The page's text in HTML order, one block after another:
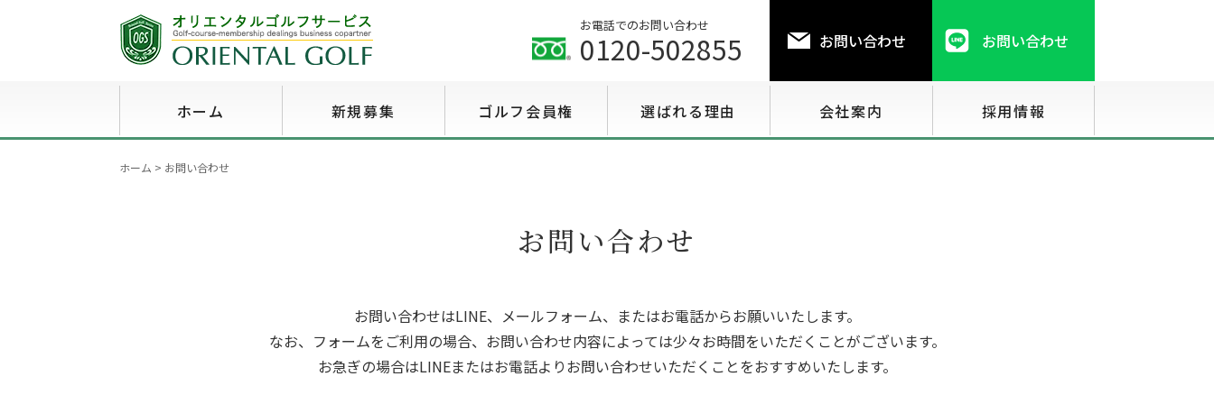
お電話でのお問い合わせ
0120-502855 お問い合わせ お問い合わせ
ホーム 新規募集 ゴルフ会員権
至急買い会員権情報
選ばれる理由 会社案内 採用情報
ホーム > お問い合わせ
お問い合わせ
お問い合わせはLINE、メールフォーム、またはお電話からお願いいたします。
なお、フォームをご利用の場合、お問い合わせ内容によっては少々お時間をいただくことがございます。
お急ぎの場合はLINEまたはお電話よりお問い合わせいただくことをおすすめいたします。